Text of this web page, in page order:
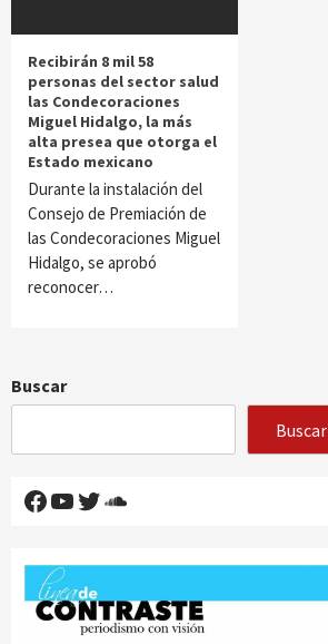
Recibirán 8 mil 58
personas del sector salud
las Condecoraciones
Miguel Hidalgo, la más
alta presea que otorga el
Estado mexicano
Durante la instalación del
Consejo de Premiación de
las Condecoraciones Miguel
Hidalgo, se aprobó
reconocer…
Buscar
Buscar
Facebook
YouTube
Twitter
SoundCloud